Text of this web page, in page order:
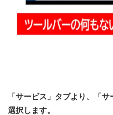
「サービス」タブより、「
選択します。